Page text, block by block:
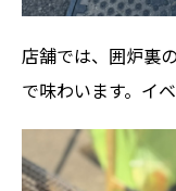
店舗では、囲炉裏
で味わいます。イ